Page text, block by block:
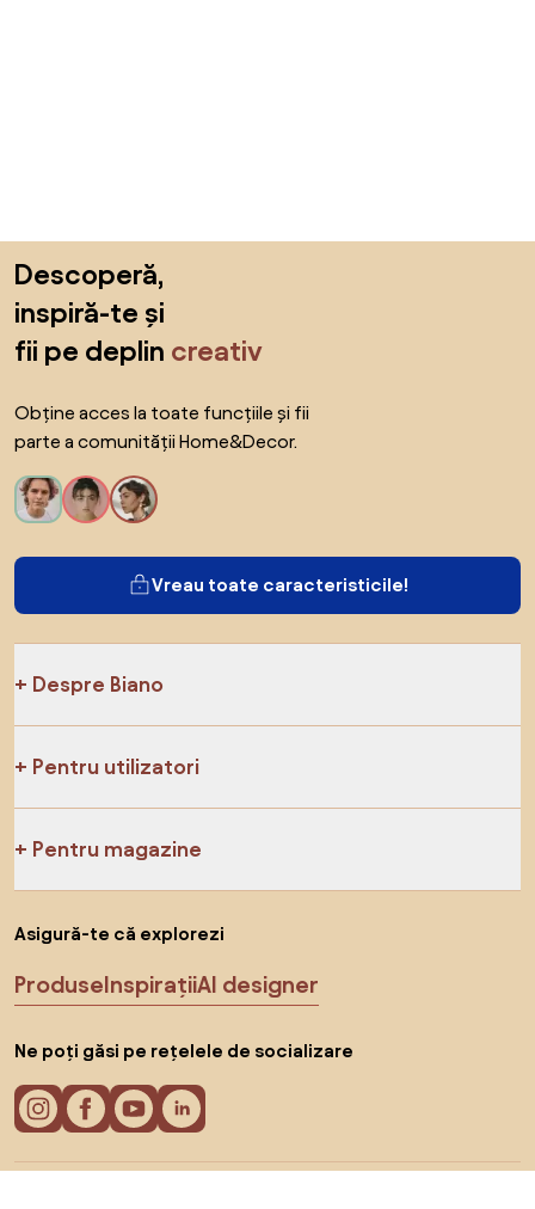
Descoperă,
inspiră-te și
fii pe deplin creativ
Obține acces la toate funcțiile și fii
parte a comunității Home&Decor.
Vreau toate caracteristicile!
Despre Biano
Pentru utilizatori
Pentru magazine
Asigură-te că explorezi
ProduseInspirațiiAI designer
Ne poți găsi pe rețelele de socializare